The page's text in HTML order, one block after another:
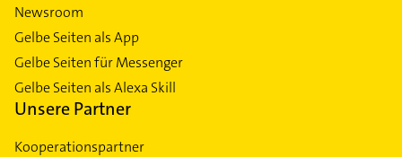
Newsroom
Gelbe Seiten als App
Gelbe Seiten für Messenger
Gelbe Seiten als Alexa Skill
Unsere Partner
Kooperationspartner